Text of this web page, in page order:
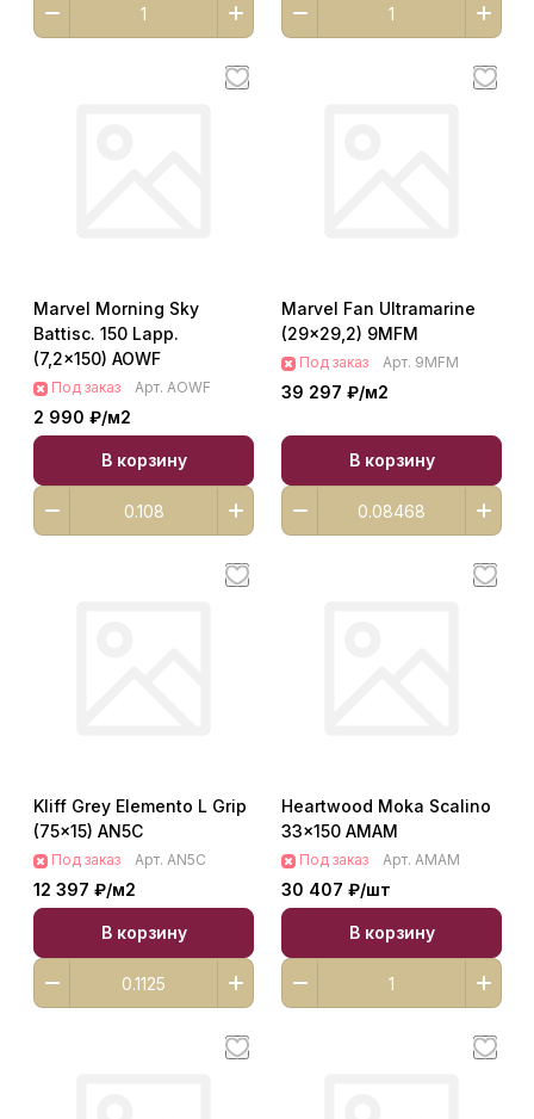
Marvel Morning Sky
Battisc. 150 Lapp.
(7,2x150) AOWF
Под заказ Арт. AOWF
2 990 ₽/м2
В корзину
Marvel Fan Ultramarine
(29x29,2) 9MFM
Под заказ Арт. 9MFM
39 297 ₽/м2
В корзину
Kliff Grey Elemento L Grip
(75x15) AN5C
Под заказ Арт. AN5C
12 397 ₽/м2
В корзину
Heartwood Moka Scalino
33x150 AMAM
Под заказ Арт. AMAM
30 407 ₽/шт
В корзину